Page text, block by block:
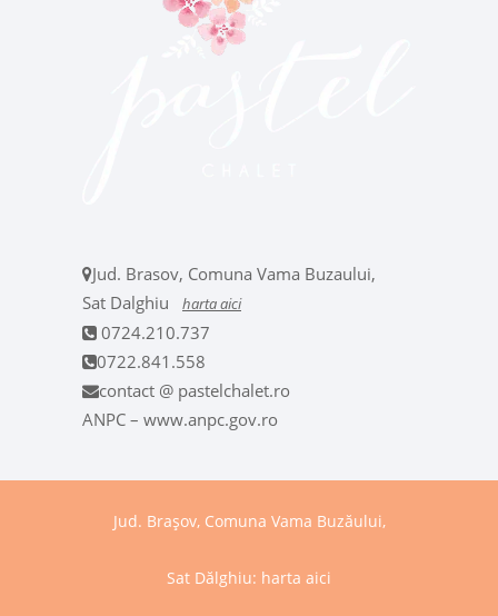
Jud. Brasov, Comuna Vama Buzaului,
Sat Dalghiu
harta aici
0724.210.737
0722.841.558
contact @ pastelchalet.ro
ANPC – www.anpc.gov.ro
Jud. Brașov, Comuna Vama Buzăului,
Sat Dălghiu: harta aici